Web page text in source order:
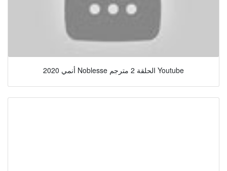
أنمي 2020 Noblesse الحلقة 2 مترجم Youtube